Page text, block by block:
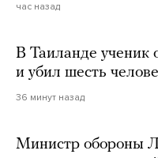
час назад
В Таиланде ученик
и убил шесть
36 минут назад
Министр обороны